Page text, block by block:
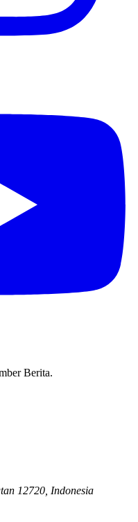
Berita.
12720, Indonesia